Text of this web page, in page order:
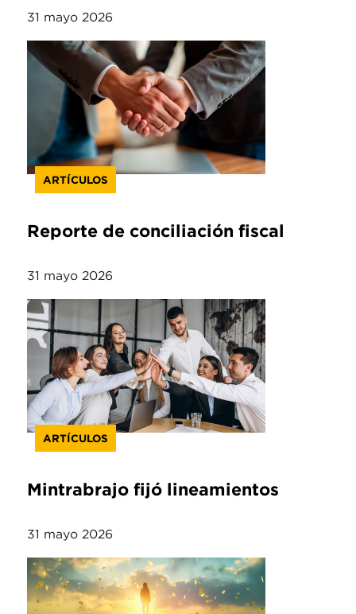
31 mayo 2026
ARTÍCULOS
Reporte de conciliación fiscal
31 mayo 2026
ARTÍCULOS
Mintrabrajo fijó lineamientos
31 mayo 2026